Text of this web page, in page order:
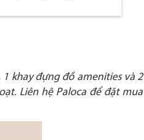
khay đựng đồ amenities và 2
Liên hệ Paloca để đặt mua